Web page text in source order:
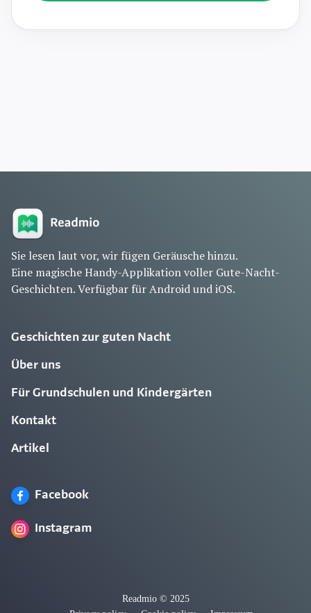
Sie lesen laut vor, wir fügen Geräusche hinzu.
Eine magische Handy-Applikation voller Gute-Nacht-
Geschichten. Verfügbar für Android und iOS.
Geschichten zur guten Nacht
Über uns
Für Grundschulen und Kindergärten
Kontakt
Artikel
Facebook
Instagram
Readmio © 2025